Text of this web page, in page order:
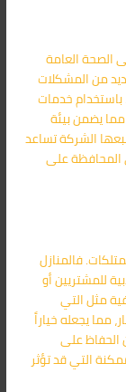
الصحة العامة
من المشكلات
خدمات
يضمن بيئة
الشركة تساعد
على
فالمنازل
للمشتريين أو
مثل التي
مما يجعله خياراً
الحفاظ على
التي قد تؤثر